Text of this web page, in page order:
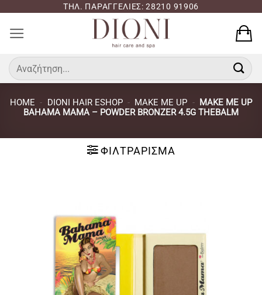
περιεχόμενο
ΤΗΛ. ΠΑΡΑΓΓΕΛΙΕΣ: 28210 91906
Αναζήτηση
για:
HOME - DIONI HAIR ESHOP - MAKE ME UP - MAKE ME UP
BAHAMA MAMA – POWDER BRONZER 4.5G THEBALM
ΦΙΛΤΡΆΡΙΣΜΑ